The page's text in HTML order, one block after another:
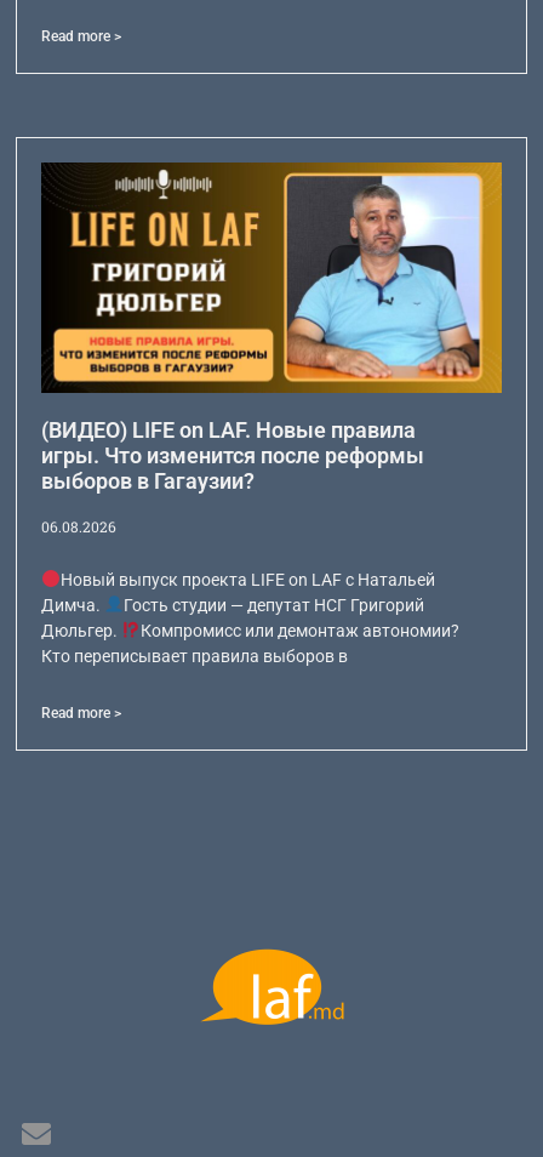
Read more >
(ВИДЕО) LIFE on LAF. Новые правила
игры. Что изменится после реформы
выборов в Гагаузии?
06.08.2026
Новый выпуск проекта LIFE on LAF с Натальей
Димча.
Гость студии — депутат НСГ Григорий
Дюльгер.
Компромисс или демонтаж автономии?
Кто переписывает правила выборов в
Read more >